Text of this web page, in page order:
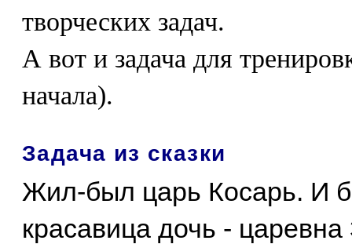
творческих задач.
А вот и задача для
начала).
Задача из сказки
Жил-был царь Косарь. И
красавица дочь -